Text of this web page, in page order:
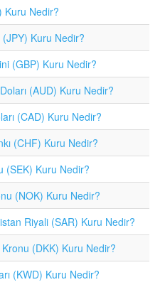
Kuru Nedir?
Kuru Nedir?
(GBP) Kuru Nedir?
(AUD) Kuru Nedir?
(CAD) Kuru Nedir?
(CHF) Kuru Nedir?
(SEK) Kuru Nedir?
(NOK) Kuru Nedir?
Riyali (SAR) Kuru Nedir?
(DKK) Kuru Nedir?
(KWD) Kuru Nedir?